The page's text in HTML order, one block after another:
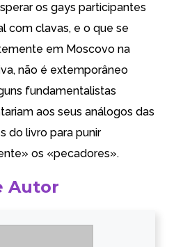
os gays participantes
com clavas, e o que se
em Moscovo na
não é extemporâneo
fundamentalistas
aos seus análogos das
do livro para punir
os «pecadores».
Autor